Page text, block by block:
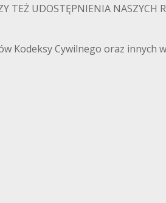
TEŻ UDOSTĘPNIENIA NASZYCH
Cywilnego oraz innych